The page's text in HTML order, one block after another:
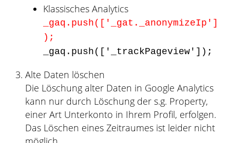
Klassisches Analytics
_gaq.push(['_gat._anonymizeIp']
);
_gaq.push(['_trackPageview']);
Alte Daten löschen
Die Löschung alter Daten in Google Analytics
kann nur durch Löschung der s.g. Property,
einer Art Unterkonto in Ihrem Profil, erfolgen.
Das Löschen eines Zeitraumes ist leider nicht